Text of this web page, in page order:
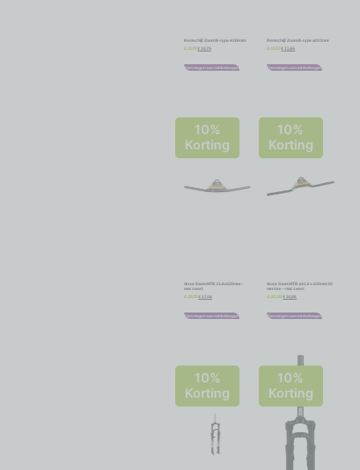
Remschijf Zoom B-type ø180mm
€ 11,95 € 10,76
Toevoegen aan winkelwagen
Remschijf Zoom B-type ø203mm
€ 12,95 € 11,66
Toevoegen aan winkelwagen
10%
Korting
Stuur Zoom MTB 31.8x620mm –
mat zwart
€ 18,95 € 17,06
Toevoegen aan winkelwagen
10%
Korting
Stuur Zoom MTB ø31.8 x 620mm 30
mm rise – mat zwart
€ 20,95 € 18,86
Toevoegen aan winkelwagen
10%
Korting
10%
Korting